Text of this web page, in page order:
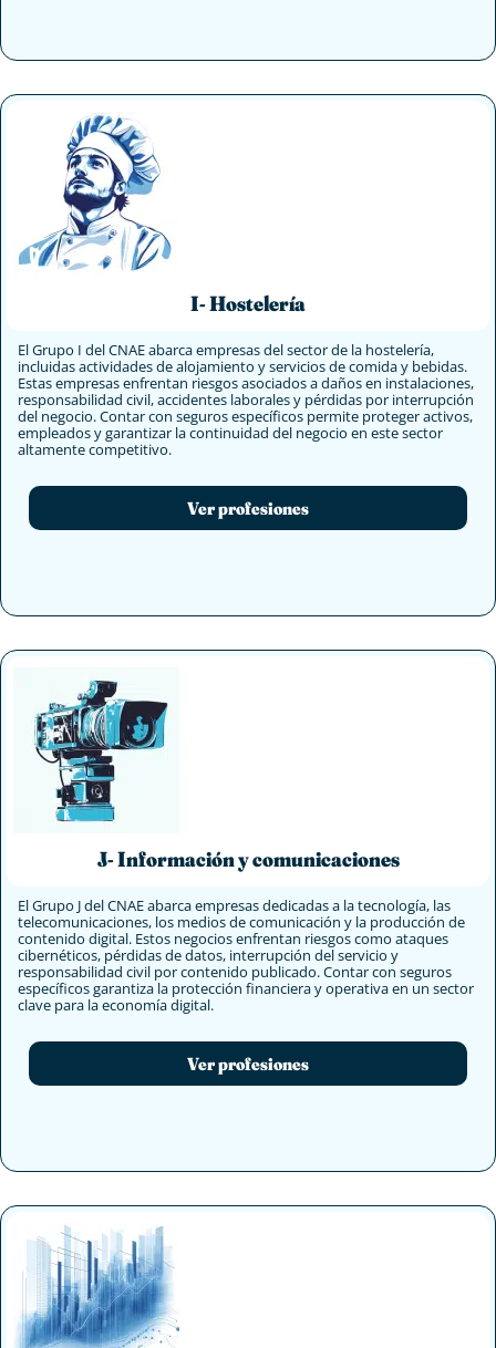
I- Hostelería
El Grupo I del CNAE abarca empresas del sector de la hostelería,
incluidas actividades de alojamiento y servicios de comida y bebidas.
Estas empresas enfrentan riesgos asociados a daños en instalaciones,
responsabilidad civil, accidentes laborales y pérdidas por interrupción
del negocio. Contar con seguros específicos permite proteger activos,
empleados y garantizar la continuidad del negocio en este sector
altamente competitivo.
Ver profesiones
J- Información y comunicaciones
El Grupo J del CNAE abarca empresas dedicadas a la tecnología, las
telecomunicaciones, los medios de comunicación y la producción de
contenido digital. Estos negocios enfrentan riesgos como ataques
cibernéticos, pérdidas de datos, interrupción del servicio y
responsabilidad civil por contenido publicado. Contar con seguros
específicos garantiza la protección financiera y operativa en un sector
clave para la economía digital.
Ver profesiones